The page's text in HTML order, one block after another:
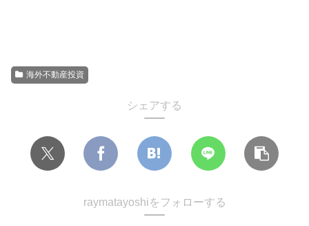
海外不動産投資
シェアする
raymatayoshiをフォローする